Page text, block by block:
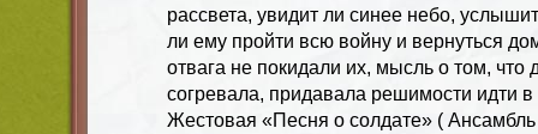
рассвета, увидит ли синее небо,
ли ему пройти всю войну и вернуться
отвага не покидали их, мысль о том, что
согревала, придавала решимости идти
Жестовая «Песня о солдате» (